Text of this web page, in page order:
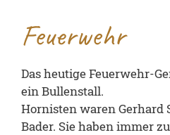
Feuerwehr
Das heutige Feuerwehr-
ein Bullenstall.
Hornisten waren
Bader. Sie haben immer